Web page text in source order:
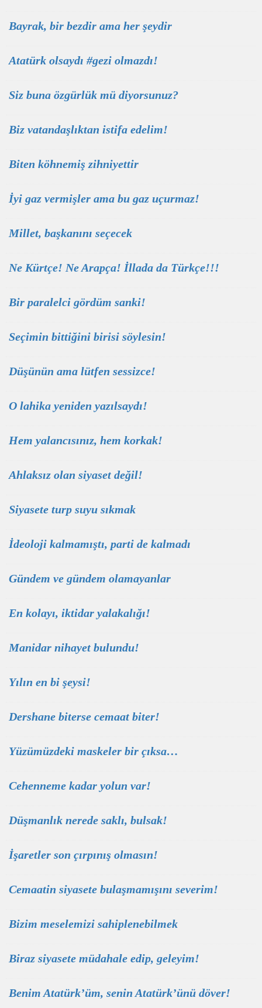
Bayrak, bir bezdir ama her şeydir
Atatürk olsaydı #gezi olmazdı!
Siz buna özgürlük mü diyorsunuz?
Biz vatandaşlıktan istifa edelim!
Biten köhnemiş zihniyettir
İyi gaz vermişler ama bu gaz uçurmaz!
Millet, başkanını seçecek
Ne Kürtçe! Ne Arapça! İllada da Türkçe!!!
Bir paralelci gördüm sanki!
Seçimin bittiğini birisi söylesin!
Düşünün ama lütfen sessizce!
O lahika yeniden yazılsaydı!
Hem yalancısınız, hem korkak!
Ahlaksız olan siyaset değil!
Siyasete turp suyu sıkmak
İdeoloji kalmamıştı, parti de kalmadı
Gündem ve gündem olamayanlar
En kolayı, iktidar yalakalığı!
Manidar nihayet bulundu!
Yılın en bi şeysi!
Dershane biterse cemaat biter!
Yüzümüzdeki maskeler bir çıksa…
Cehenneme kadar yolun var!
Düşmanlık nerede saklı, bulsak!
İşaretler son çırpınış olmasın!
Cemaatin siyasete bulaşmamışını severim!
Bizim meselemizi sahiplenebilmek
Biraz siyasete müdahale edip, geleyim!
Benim Atatürk’üm, senin Atatürk’ünü döver!